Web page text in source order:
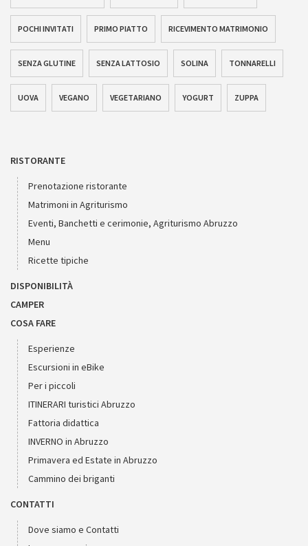
POCHI INVITATI PRIMO PIATTO RICEVIMENTO MATRIMONIO
SENZA GLUTINE SENZA LATTOSIO SOLINA TONNARELLI
UOVA VEGANO VEGETARIANO YOGURT ZUPPA
RISTORANTE
Prenotazione ristorante
Matrimoni in Agriturismo
Eventi, Banchetti e cerimonie, Agriturismo Abruzzo
Menu
Ricette tipiche
DISPONIBILITÀ
CAMPER
COSA FARE
Esperienze
Escursioni in eBike
Per i piccoli
ITINERARI turistici Abruzzo
Fattoria didattica
INVERNO in Abruzzo
Primavera ed Estate in Abruzzo
Cammino dei briganti
CONTATTI
Dove siamo e Contatti